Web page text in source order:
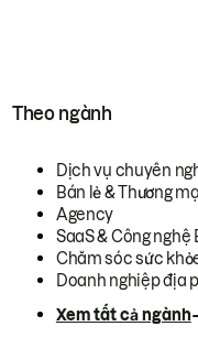
Theo ngành
Dịch vụ chuyên
Bán lẻ & Thương
Agency
SaaS & Công nghệ
Chăm sóc sức
Doanh nghiệp địa
Xem tất cả ngành